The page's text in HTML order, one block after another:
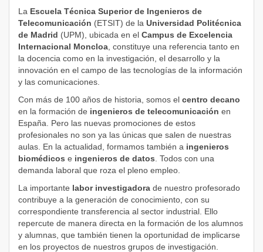
La Escuela Técnica Superior de Ingenieros de
Telecomunicación (ETSIT) de la Universidad Politécnica
de Madrid (UPM), ubicada en el Campus de Excelencia
Internacional Moncloa , constituye una referencia tanto en
la docencia como en la investigación, el desarrollo y la
innovación en el campo de las tecnologías de la información
y las comunicaciones.
Con más de 100 años de historia, somos el centro decano
en la formación de ingenieros de telecomunicación en
España. Pero las nuevas promociones de estos
profesionales no son ya las únicas que salen de nuestras
aulas. En la actualidad, formamos también a ingenieros
biomédicos e ingenieros de datos . Todos con una
demanda laboral que roza el pleno empleo.
La importante labor investigadora de nuestro profesorado
contribuye a la generación de conocimiento, con su
correspondiente transferencia al sector industrial. Ello
repercute de manera directa en la formación de los alumnos
y alumnas, que también tienen la oportunidad de implicarse
en los proyectos de nuestros grupos de investigación.